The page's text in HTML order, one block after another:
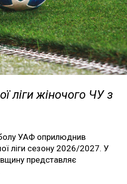
ліги жіночого ЧУ з
УАФ оприлюднив
ліги сезону 2026/2027. У
представляє